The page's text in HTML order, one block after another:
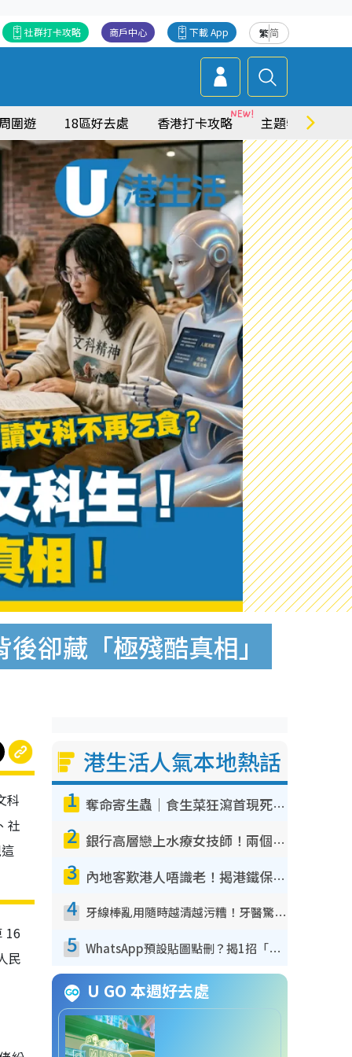
繁简
下載 App
商戶中心
社群打卡攻略
圍遊 18區好去處 香港打卡攻略 主題特集
卻藏「極殘酷真相」
科
社
16
民
港生活人氣本地熱話
1 奪命寄生蟲｜食生菜狂瀉首現死者！疫潮惡化錄1.8萬宗病例 揭洗菜3大謬誤
2 銀行高層戀上水療女技師！兩個月借128萬驚覺「沉船」沉落火海 揭背後疑似邪教操控賣淫
3 內地客歎港人唔識老！揭港鐵保鮮級冷氣 港人求放過：咪投訴
4 牙線棒亂用隨時越清越污糟！牙醫驚揭盲目過戶細菌恐致蛀牙：呢種先係日常真保養
5 WhatsApp預設貼圖點刪？揭1招「反向操作」還原簡潔介面 附3步實測教學
U GO 本週好去處